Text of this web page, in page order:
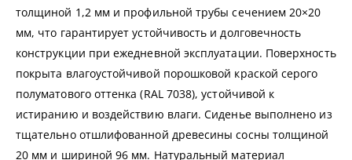
толщиной 1,2 мм и профильной трубы сечением 20×20
мм, что гарантирует устойчивость и долговечность
конструкции при ежедневной эксплуатации. Поверхность
покрыта влагоустойчивой порошковой краской серого
полуматового оттенка (RAL 7038), устойчивой к
истиранию и воздействию влаги. Сиденье выполнено из
тщательно отшлифованной древесины сосны толщиной
20 мм и шириной 96 мм. Натуральный материал